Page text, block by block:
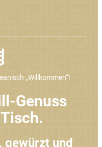
„Willkommen“!
Genuss
gewürzt und